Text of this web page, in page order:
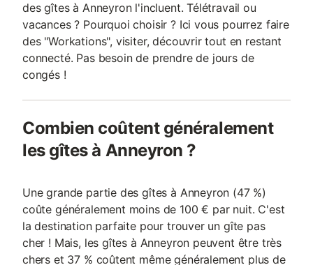
des gîtes à Anneyron l'incluent. Télétravail ou
vacances ? Pourquoi choisir ? Ici vous pourrez faire
des "Workations", visiter, découvrir tout en restant
connecté. Pas besoin de prendre de jours de
congés !
Combien coûtent généralement
les gîtes à Anneyron ?
Une grande partie des gîtes à Anneyron (47 %)
coûte généralement moins de 100 € par nuit. C'est
la destination parfaite pour trouver un gîte pas
cher ! Mais, les gîtes à Anneyron peuvent être très
chers et 37 % coûtent même généralement plus de